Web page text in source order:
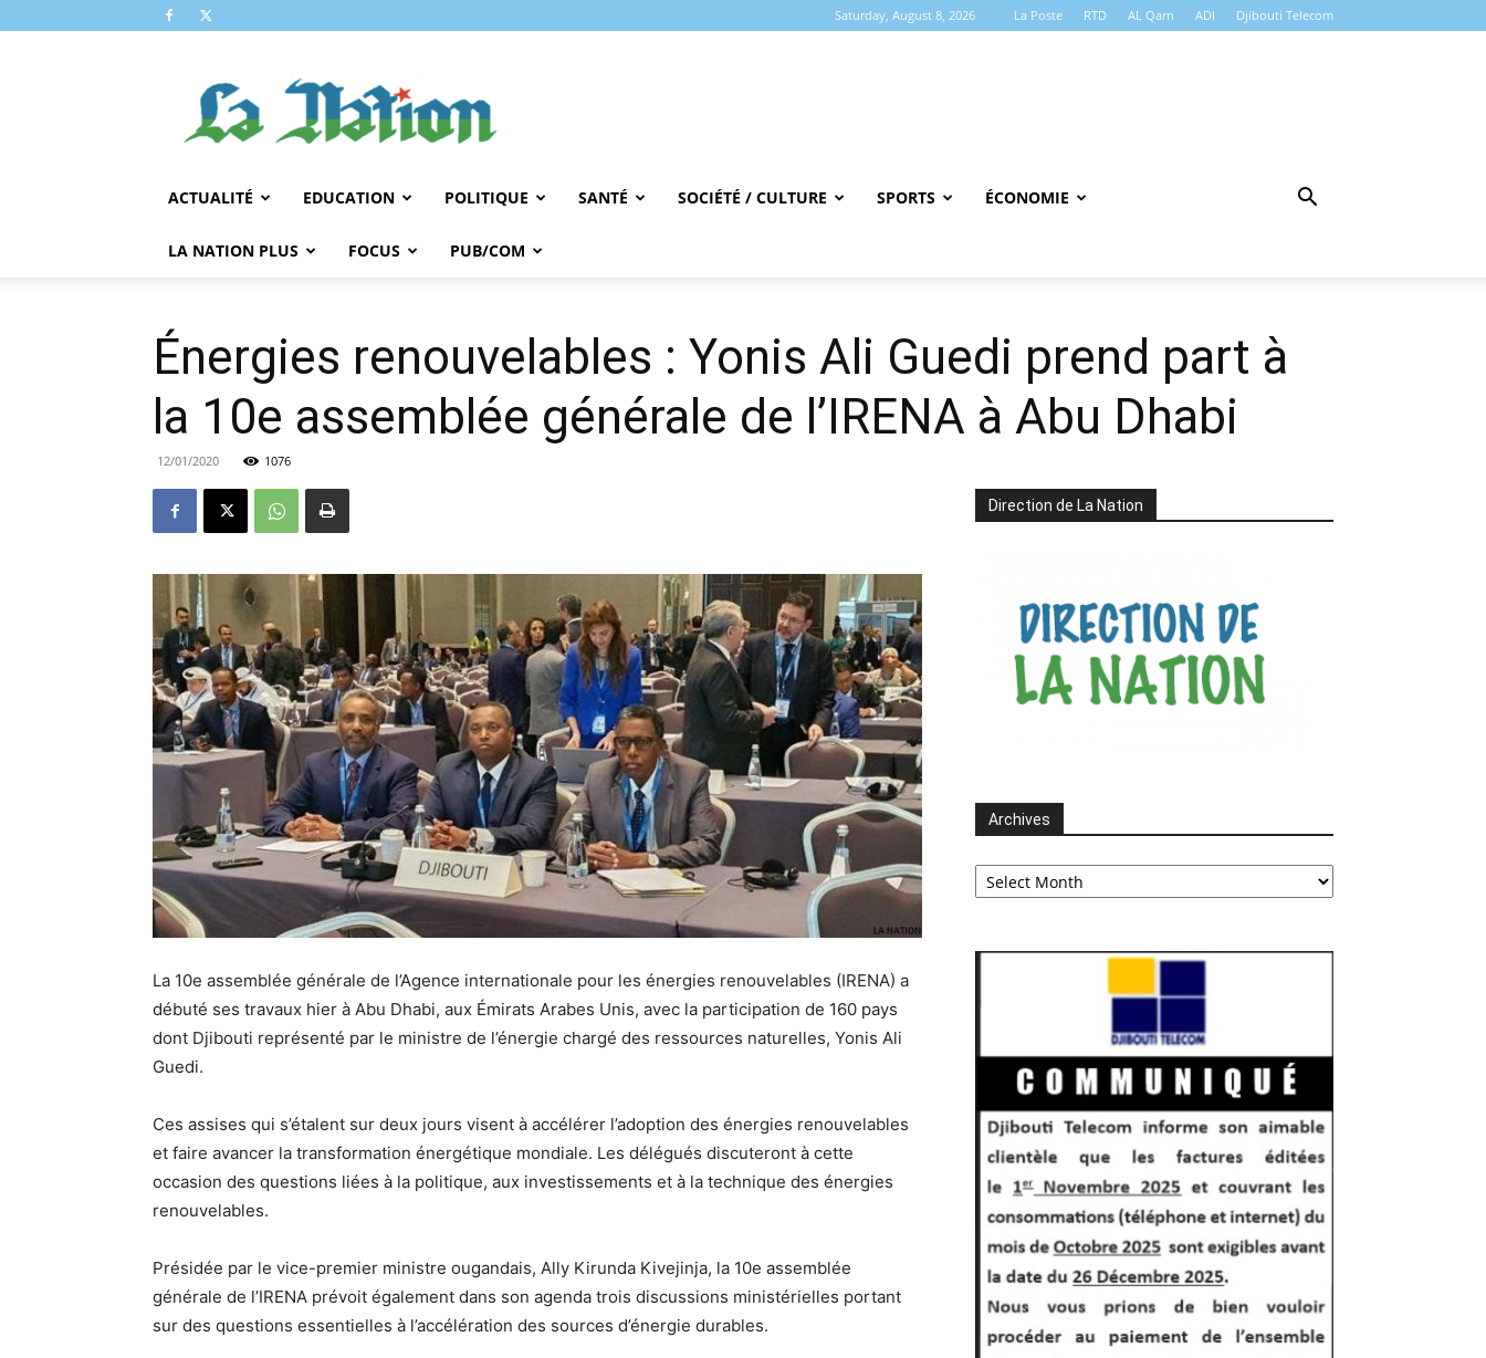
Saturday, August 8, 2026 La Poste RTD AL Qarn ADI Djibouti Telecom
NATION
ACTUALITÉ EDUCATION POLITIQUE SANTÉ SOCIÉTÉ / CULTURE SPORTS ÉCONOMIE
LA NATION PLUS FOCUS PUB/COM
Énergies renouvelables : Yonis Ali Guedi prend part à
la 10e assemblée générale de l’IRENA à Abu Dhabi
12/01/2020 1076
La 10e assemblée générale de l’Agence internationale pour les énergies renouvelables (IRENA) a
débuté ses travaux hier à Abu Dhabi, aux Émirats Arabes Unis, avec la participation de 160 pays
dont Djibouti représenté par le ministre de l’énergie chargé des ressources naturelles, Yonis Ali
Guedi.
Ces assises qui s’étalent sur deux jours visent à accélérer l’adoption des énergies renouvelables
et faire avancer la transformation énergétique mondiale. Les délégués discuteront à cette
occasion des questions liées à la politique, aux investissements et à la technique des énergies
renouvelables.
Présidée par le vice-premier ministre ougandais, Ally Kirunda Kivejinja, la 10e assemblée
générale de l’IRENA prévoit également dans son agenda trois discussions ministérielles portant
sur des questions essentielles à l’accélération des sources d’énergie durables.
Direction de La Nation
Archives
Archives